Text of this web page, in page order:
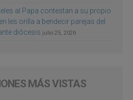
al Papa contestan a su propio
les orilla a bendecir parejas del
diócesis julio 25, 2026
MÁS VISTAS